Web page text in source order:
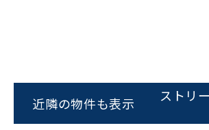
スムーズにご案内できま
0120-620-
近隣の物件も表示
ストリ